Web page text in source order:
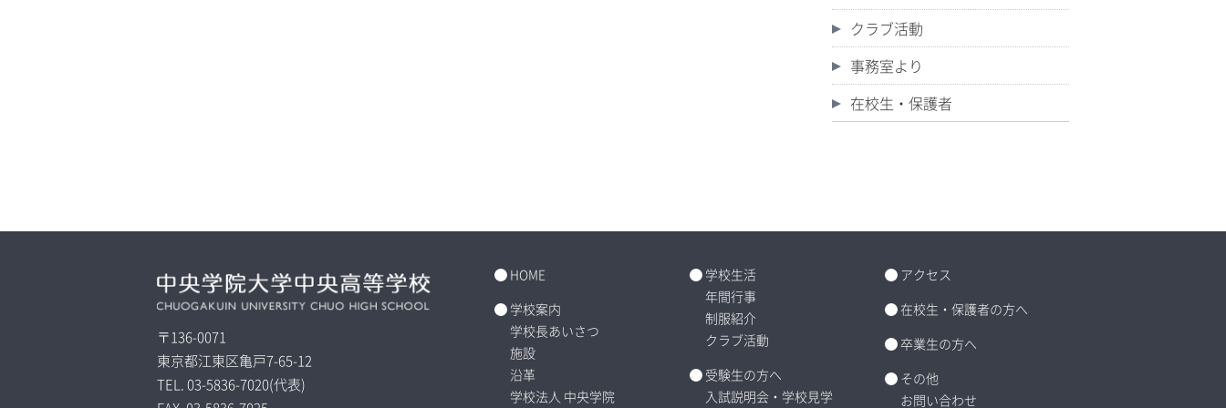
クラブ活動
事務室より
在校生・保護者
HOME
学校案内
学校長あいさつ
施設
沿革
学校法人 中央学院
学校生活
年間行事
制服紹介
クラブ活動
受験生の方へ
入試説明会・学校見学
アクセス
在校生・保護者の方へ
卒業生の方へ
その他
お問い合わせ
〒136-0071
東京都江東区亀戸7-65-12
TEL. 03-5836-7020(代表)